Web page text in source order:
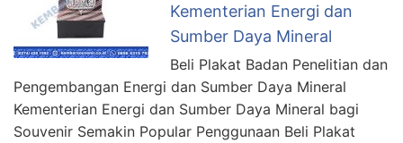
Kementerian Energi dan
Sumber Daya Mineral
Beli Plakat Badan Penelitian dan
Pengembangan Energi dan Sumber Daya Mineral
Kementerian Energi dan Sumber Daya Mineral bagi
Souvenir Semakin Popular Penggunaan Beli Plakat